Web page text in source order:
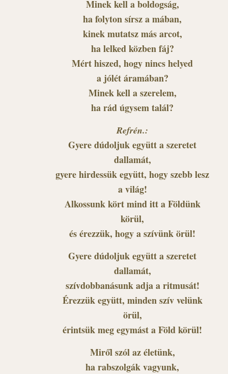
Minek kell a boldogság,
ha folyton sírsz a mában,
kinek mutatsz más arcot,
ha lelked közben fáj?
Mért hiszed, hogy nincs helyed
a jólét áramában?
Minek kell a szerelem,
ha rád úgysem talál?
Refrén.:
Gyere dúdoljuk együtt a szeretet
dallamát,
gyere hirdessük együtt, hogy szebb lesz
a világ!
Alkossunk kört mind itt a Földünk
körül,
és érezzük, hogy a szívünk örül!
Gyere dúdoljuk együtt a szeretet
dallamát,
szívdobbanásunk adja a ritmusát!
Érezzük együtt, minden szív velünk
örül,
érintsük meg egymást a Föld körül!
Miről szól az életünk,
ha rabszolgák vagyunk,